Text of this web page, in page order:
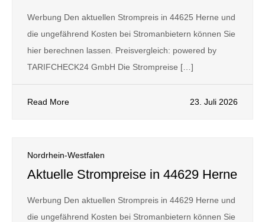
Werbung Den aktuellen Strompreis in 44625 Herne und
die ungefährend Kosten bei Stromanbietern können Sie
hier berechnen lassen. Preisvergleich: powered by
TARIFCHECK24 GmbH Die Strompreise […]
Read More 23. Juli 2026
Nordrhein-Westfalen
Aktuelle Strompreise in 44629 Herne
Werbung Den aktuellen Strompreis in 44629 Herne und
die ungefährend Kosten bei Stromanbietern können Sie